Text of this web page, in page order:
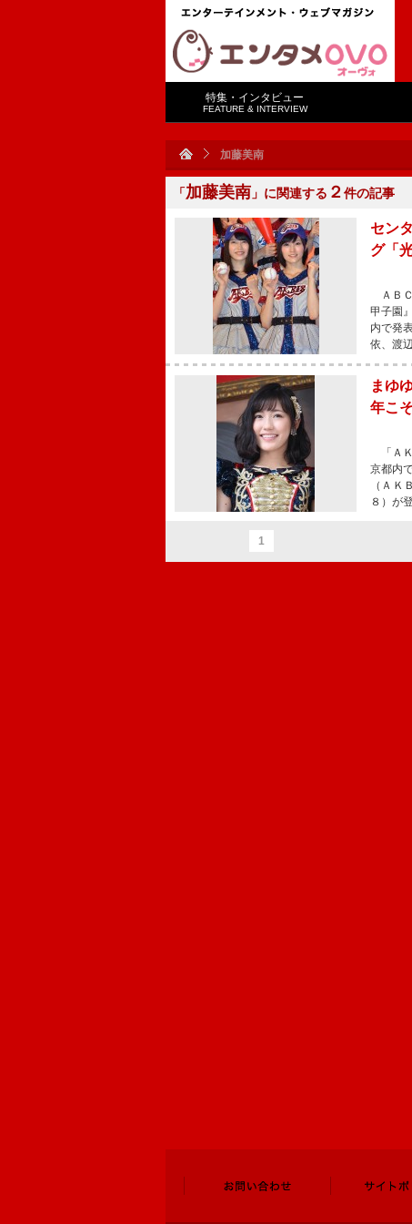
特集・インタビュー
FEATURE & INTERVIEW
加藤美南
「加藤美南 」に関連する ２件の記事
セン
グ「
ＡＢ
甲子園
内で発
依、渡
まゆ
年こ
「Ａ
京都内
（Ａ
８）が
1